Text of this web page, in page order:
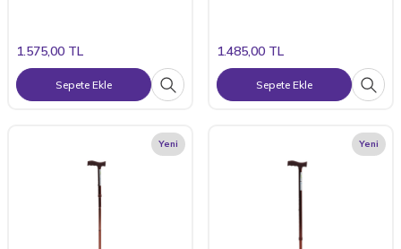
1.575,00 TL
Sepete Ekle
1.485,00 TL
Sepete Ekle
Yeni Yeni